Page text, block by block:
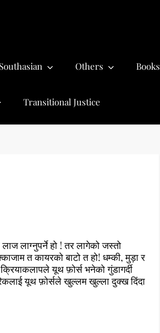
Others Books
Transitional Justice
लाग्नुपर्ने हो ! तर लागेको जस्तो
त कायरको बाटो त हो! धम्की, मुड़ा र
यूथ फ़ोर्स भनेको गुंडागर्दी
यूथ फ़ोर्सले खुल्लम खुल्ला दुक्ख दिंदा